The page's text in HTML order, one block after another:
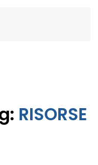
RISORSE